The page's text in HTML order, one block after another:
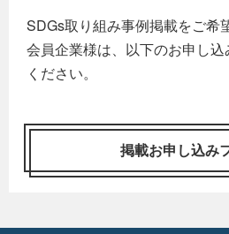
SDGs取り組み事例掲載をご希
会員企業様は、以下のお申し
ください。
掲載お申し込み